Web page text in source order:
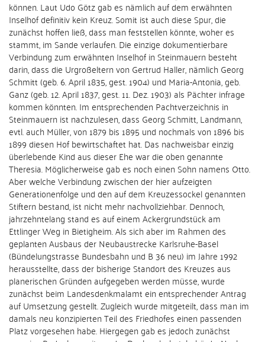
können. Laut Udo Götz gab es nämlich auf dem erwähnten
Inselhof definitiv kein Kreuz. Somit ist auch diese Spur, die
zunächst hoffen ließ, dass man feststellen könnte, woher es
stammt, im Sande verlaufen. Die einzige dokumentierbare
Verbindung zum erwähnten Inselhof in Steinmauern besteht
darin, dass die Urgroßeltern von Gertrud Haller, nämlich Georg
Schmitt (geb. 6. April 1835, gest. 1904) und Maria-Antonia, geb.
Ganz (geb. 12. April 1837, gest. 11. Dez. 1903) als Pächter infrage
kommen könnten. Im entsprechenden Pachtverzeichnis in
Steinmauern ist nachzulesen, dass Georg Schmitt, Landmann,
evtl. auch Müller, von 1879 bis 1895 und nochmals von 1896 bis
1899 diesen Hof bewirtschaftet hat. Das nachweisbar einzig
überlebende Kind aus dieser Ehe war die oben genannte
Theresia. Möglicherweise gab es noch einen Sohn namens Otto.
Aber welche Verbindung zwischen der hier aufzeigten
Generationenfolge und den auf dem Kreuzessockel genannten
Stiftern bestand, ist nicht mehr nachvollziehbar. Dennoch,
jahrzehntelang stand es auf einem Ackergrundstück am
Ettlinger Weg in Bietigheim. Als sich aber im Rahmen des
geplanten Ausbaus der Neubaustrecke Karlsruhe-Basel
(Bündelungstrasse Bundesbahn und B 36 neu) im Jahre 1992
herausstellte, dass der bisherige Standort des Kreuzes aus
planerischen Gründen aufgegeben werden müsse, wurde
zunächst beim Landesdenkmalamt ein entsprechender Antrag
auf Umsetzung gestellt. Zugleich wurde mitgeteilt, dass man im
damals neu konzipierten Teil des Friedhofes einen passenden
Platz vorgesehen habe. Hiergegen gab es jedoch zunächst